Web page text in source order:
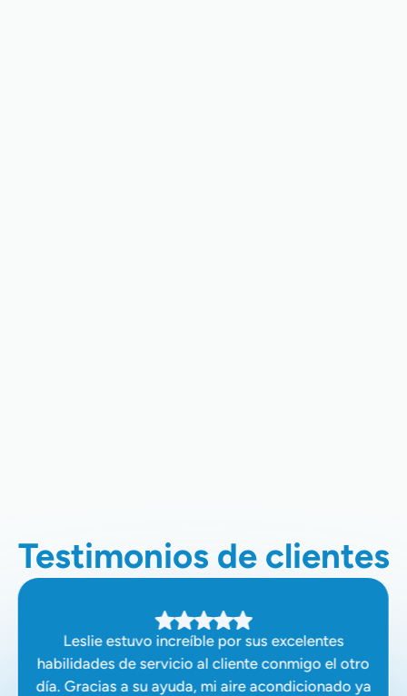
Testimonios de clientes
Leslie estuvo increíble por sus excelentes
habilidades de servicio al cliente conmigo el otro
día. Gracias a su ayuda, mi aire acondicionado ya